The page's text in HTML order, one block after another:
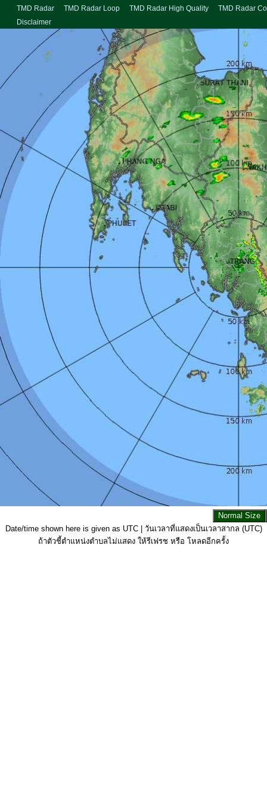
TMD Radar TMD Radar Loop TMD Radar High Quality
TMD Radar
Disclaimer
Date/time shown here is given as UTC | วันเวลาที่แสดงเป็นเวลาสากล (UTC)
ถ้าตัวชี้ตำแหน่งตำบลไม่แสดง ให้รีเฟรช หรือ โหลดอีกครั้ง